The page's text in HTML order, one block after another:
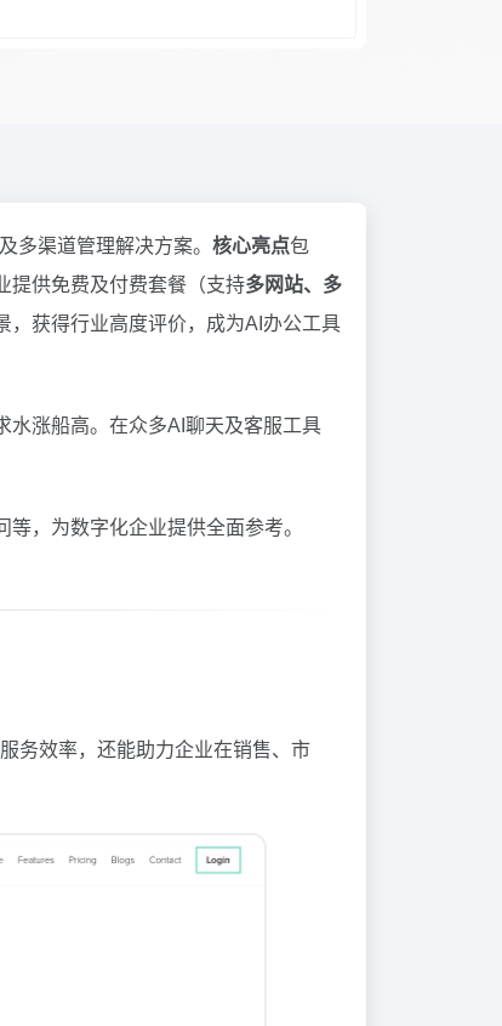
多渠道管理解决方案。 核心亮点包
提供免费及付费套餐（支持多网站、多
，获得行业高度评价，成为AI办公工具
水涨船高。在众多AI聊天及客服工具
，为数字化企业提供全面参考。
务效率，还能助力企业在销售、市